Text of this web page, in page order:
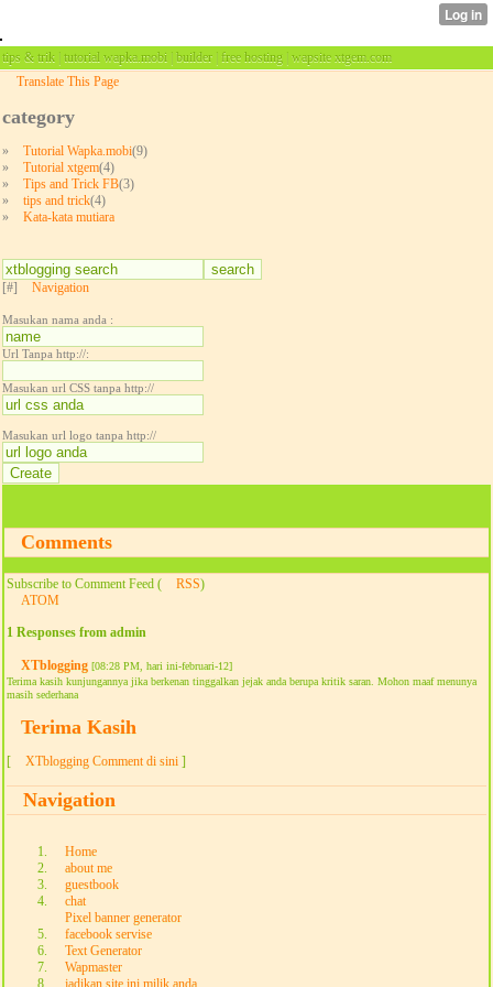
tips & trik | tutorial wapka.mobi | builder | free hosting | wapsite xtgem.com
Translate This Page
category
» Tutorial Wapka.mobi(9)
»
Tutorial xtgem(4)
»
Tips and Trick FB(3)
»
tips and trick(4)
»
Kata-kata mutiara
[#] Navigation
Masukan nama anda :
Url Tanpa http://:
Masukan url CSS tanpa http://
Masukan url logo tanpa http://
Comments
Subscribe to Comment Feed ( RSS)
ATOM
1 Responses from admin
XTblogging [08:28 PM, hari ini-februari-12]
Terima kasih kunjungannya jika berkenan tinggalkan jejak anda berupa kritik saran. Mohon maaf menunya
masih sederhana
Terima Kasih
[ XTblogging Comment di sini ]
Navigation
Home
about me
guestbook
chat
Pixel banner generator
facebook servise
Text Generator
Wapmaster
jadikan site ini milik anda